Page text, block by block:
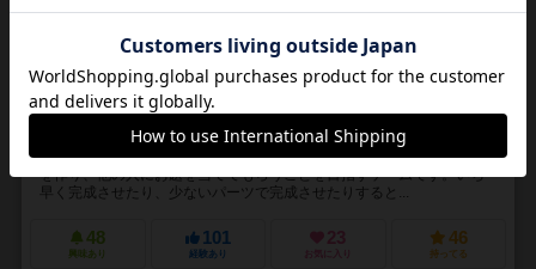
3～4人 30分前後 6歳～ 3件
さまざまなパーツを使ってお題の文字をデザインしましょう！あなた
の文字は読んでもらえるか！？
「文字か」は三角、四角、矢印などのさまざまなパーツを並べて文字
を作り、他の人にお題を当ててもらうことを目指すゲームです。いち
早く完成させたり、少ないパーツで完成させたりすると...
48
興味あり
101
経験あり
23
お気に入り
46
持ってる